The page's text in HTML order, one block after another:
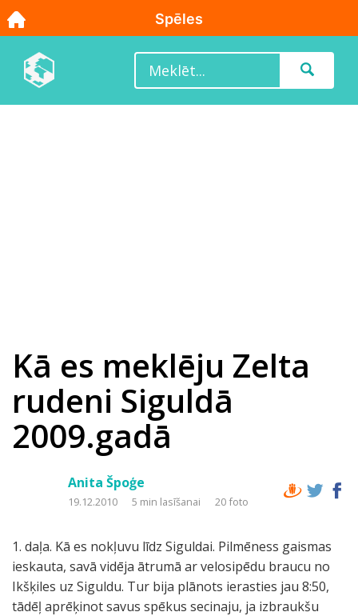
Kā es meklēju Zelta
rudeni Siguldā
2009.gadā
Anita Špoģe
19.12.2010 5 min lasīšanai 20 foto
1. daļa. Kā es nokļuvu līdz Siguldai. Pilmēness gaismas
ieskauta, savā vidēja ātrumā ar velosipēdu braucu no
Ikšķiles uz Siguldu. Tur bija plānots ierasties jau 8:50,
tādēļ aprēķinot savus spēkus secinaju, ja izbraukšu